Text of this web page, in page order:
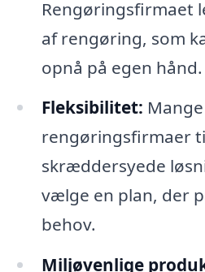
Rengøringsfirmaet
af rengøring, som
opnå på egen hånd.
Fleksibilitet: Mange
rengøringsfirmaer
skræddersyede
vælge en plan, der
behov.
Miljøvenlige